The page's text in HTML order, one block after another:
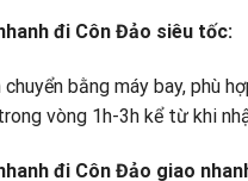
đi Côn Đảo siêu tốc:
bằng máy bay, phù
vòng 1h-3h kể từ khi
đi Côn Đảo giao